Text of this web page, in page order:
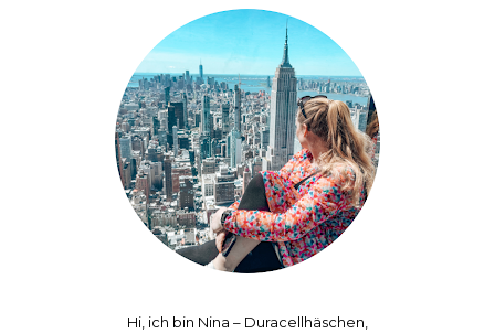
Hi, ich bin Nina – Duracellhäschen,